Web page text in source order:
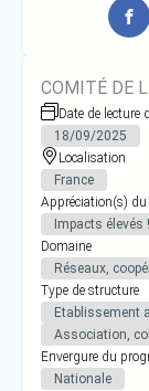
COMITÉ DE
Date de lecture
18/09/2025
Localisation
France
Appréciation(s)
Impacts élevés !
Domaine
Réseaux,
Type de structure
Etablissement
Association,
Envergure du
Nationale